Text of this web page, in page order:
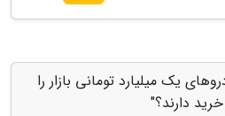
یک میلیارد تومانی بازار را
دارند؟"